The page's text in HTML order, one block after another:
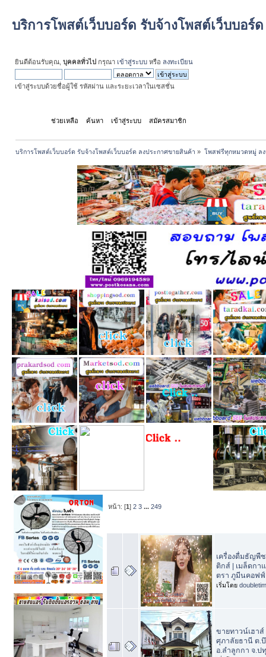
บริการโพสต์เว็บบอร์ด รับจ้างโพสต์เว็บบอร์
ยินดีต้อนรับคุณ, บุคคลทั่วไป กรุณา เข้าสู่ระบบ หรือ ลงทะเบียน
เข้าสู่ระบบด้วยชื่อผู้ใช้ รหัสผ่าน และระยะเวลาในเซสชั่น
ช่วยเหลือ ค้นหา เข้าสู่ระบบ สมัครสมาชิก
บริการโพสต์เว็บบอร์ด รับจ้างโพสต์เว็บบอร์ด ลงประกาศขายสินค้า » โพสฟรีทุกหมวดหมู่ ล
หน้า: [1]2 3 ...249
เครื่องดื่มธัญพื
ติกส์ | เมล็ดกา
ตรา ภูมีนคอฟ
เริ่มโดย
ขายทาวน์เฮา
ศุภาลัยธานี ต.
อ.ลำลูกกา จ.ป